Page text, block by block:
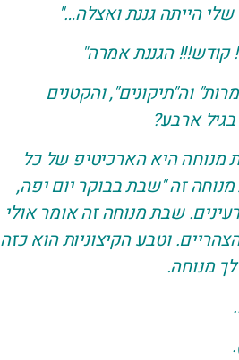
הייתה גננת ואצלה…"
קודש!!! הגננת אמרה"
וה"תיקונים", והקטנים
ארבע?
היא הארכיטיפ של כל
זה "שבת בבוקר יום יפה,
שבת מנוחה זה אומר אולי
וטבע הקיצוניות הוא כזה
מנוחה.